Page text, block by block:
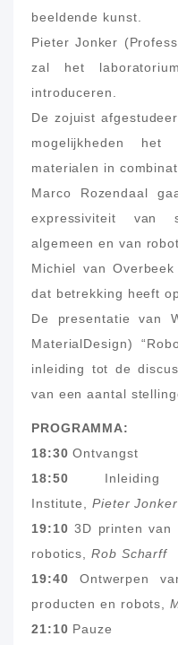
beeldende kunst.
Pieter Jonker
zal het
introduceren.
De zojuist
mogelijkheden
materialen in
Marco Rozendaal
expressiviteit van
algemeen en van
Michiel van
dat betrekking heeft
De presentatie van
MaterialDesign)
inleiding tot de
van een aantal
PROGRAMMA:
18:30Ontvangst
18:50
Institute,Pieter Jonker
19:10 3D printen van
robotics,Rob Scharff
19:40 Ontwerpen
producten en robots,
21:10 Pauze